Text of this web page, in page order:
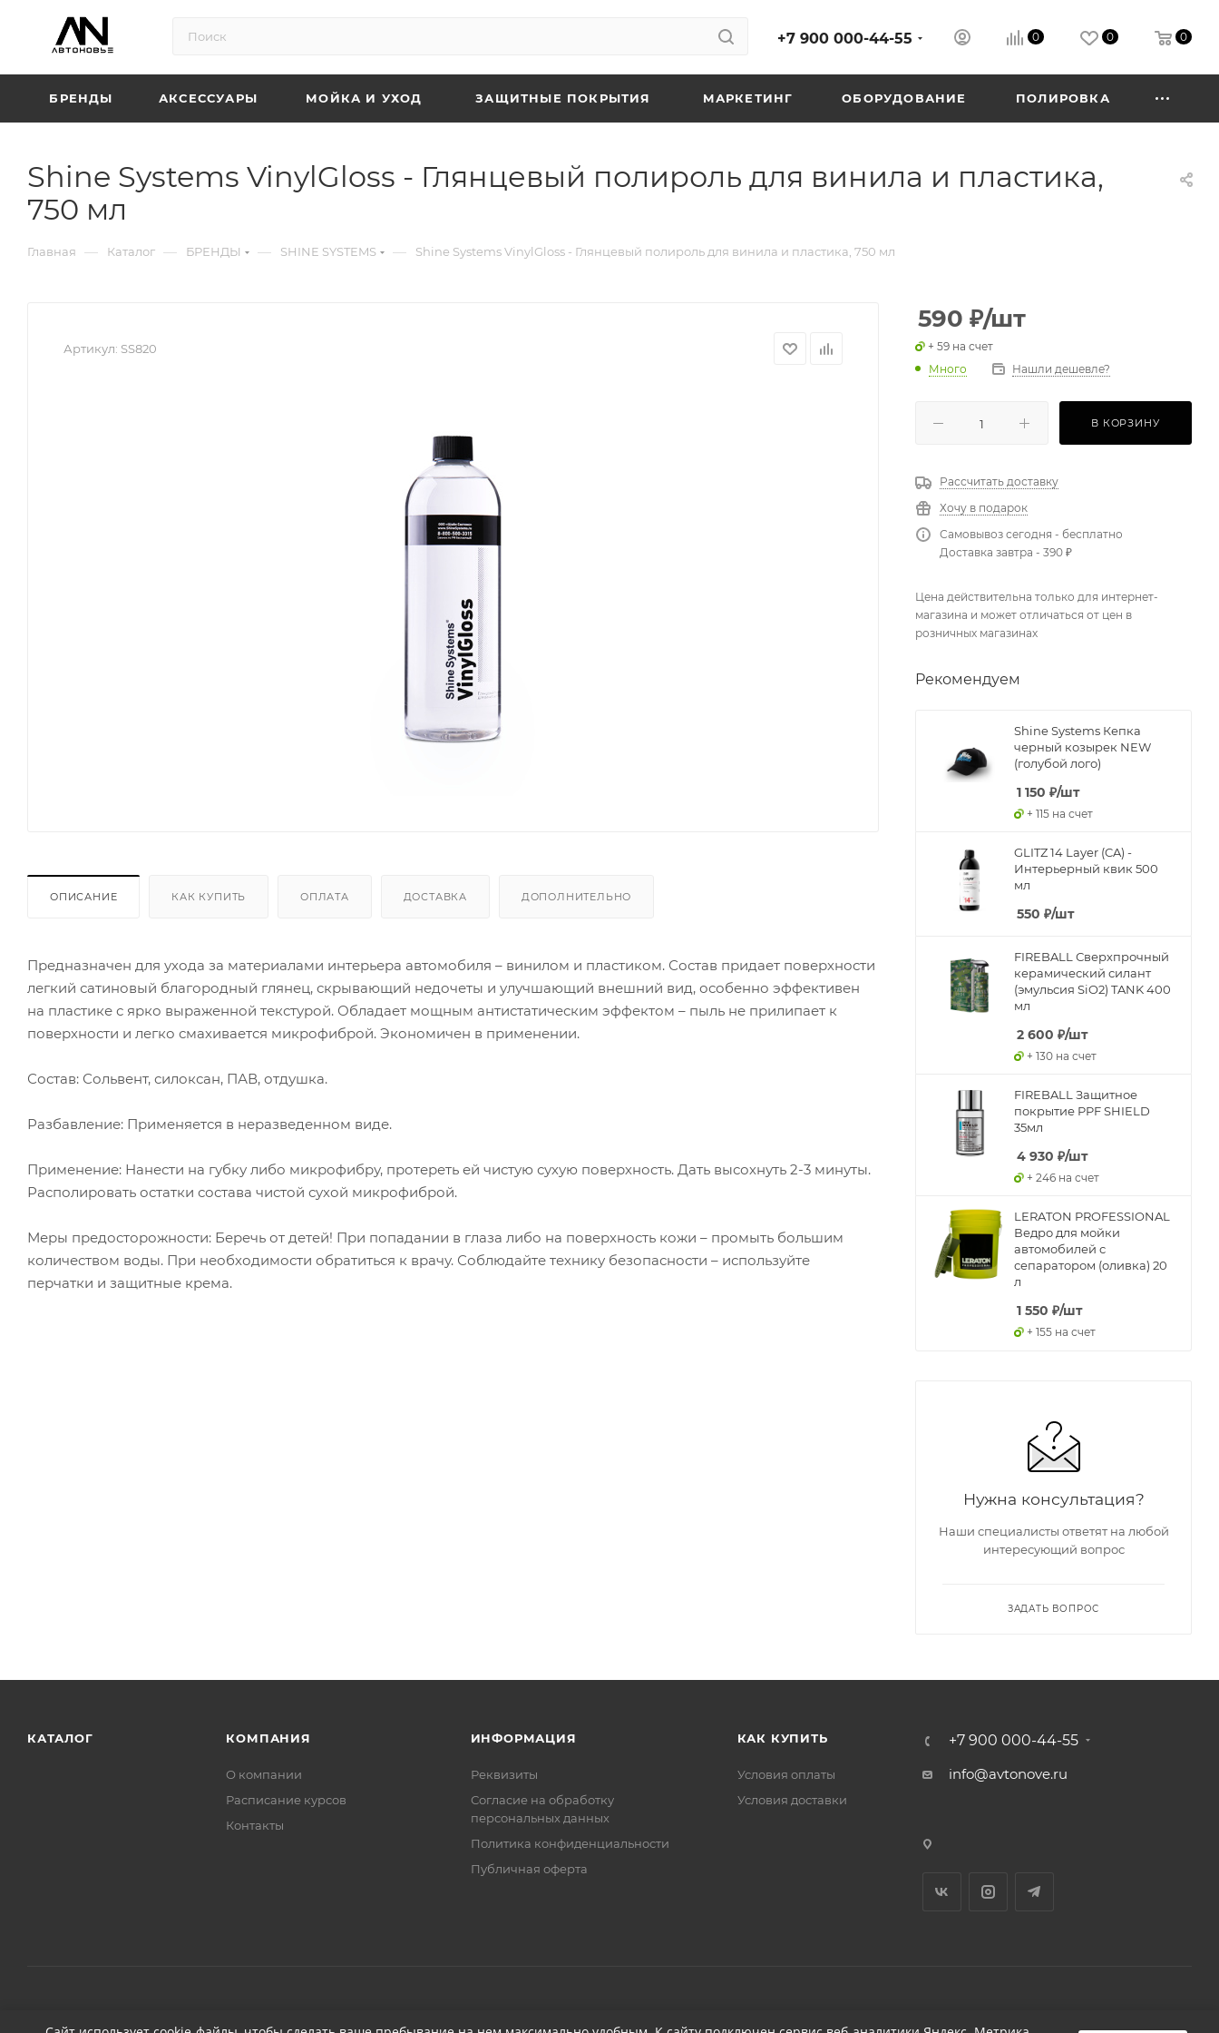
+7 900 000-44-55 0 0 0
БРЕНДЫ АКСЕССУАРЫ МОЙКА И УХОД ЗАЩИТНЫЕ ПОКРЫТИЯ МАРКЕТИНГ ОБОРУДОВАНИЕ ПОЛИРОВКА
Shine Systems VinylGloss - Глянцевый полироль для винила и пластика,
750 мл
Главная — Каталог — БРЕНДЫ — SHINE SYSTEMS — Shine Systems VinylGloss - Глянцевый полироль для винила и пластика, 750 мл
Артикул: SS820
ОПИСАНИЕ КАК КУПИТЬ ОПЛАТА ДОСТАВКА ДОПОЛНИТЕЛЬНО
Предназначен для ухода за материалами интерьера автомобиля – винилом и пластиком. Состав придает поверхности
легкий сатиновый благородный глянец, скрывающий недочеты и улучшающий внешний вид, особенно эффективен
на пластике с ярко выраженной текстурой. Обладает мощным антистатическим эффектом – пыль не прилипает к
поверхности и легко смахивается микрофиброй. Экономичен в применении.
Состав: Сольвент, силоксан, ПАВ, отдушка.
Разбавление: Применяется в неразведенном виде.
Применение: Нанести на губку либо микрофибру, протереть ей чистую сухую поверхность. Дать высохнуть 2-3 минуты.
Располировать остатки состава чистой сухой микрофиброй.
Меры предосторожности: Беречь от детей! При попадании в глаза либо на поверхность кожи – промыть большим
количеством воды. При необходимости обратиться к врачу. Соблюдайте технику безопасности – используйте
перчатки и защитные крема.
590 ₽/шт
+ 59 на счет
Много
Нашли дешевле?
В КОРЗИНУ
Рассчитать доставку
Хочу в подарок
Самовывоз сегодня - бесплатно
Доставка завтра - 390 ₽
Цена действительна только для интернет-
магазина и может отличаться от цен в
розничных магазинах
Рекомендуем
Shine Systems Кепка
черный козырек NEW
(голубой лого)
1 150 ₽/шт
+ 115 на счет
GLITZ 14 Layer (CA) -
Интерьерный квик 500
мл
550 ₽/шт
FIREBALL Сверхпрочный
керамический силант
(эмульсия SiO2) TANK 400
мл
2 600 ₽/шт
+ 130 на счет
FIREBALL Защитное
покрытие PPF SHIELD
35мл
4 930 ₽/шт
+ 246 на счет
LERATON PROFESSIONAL
Ведро для мойки
автомобилей с
сепаратором (оливка) 20
л
1 550 ₽/шт
+ 155 на счет
Нужна консультация?
Наши специалисты ответят на любой
интересующий вопрос
ЗАДАТЬ ВОПРОС
КАТАЛОГ КОМПАНИЯ
О компании
Расписание курсов
Контакты
ИНФОРМАЦИЯ
Реквизиты
Соглаcие на обработку
персональных данных
Политика конфиденциальности
Публичная оферта
КАК КУПИТЬ
Условия оплаты
Условия доставки
+7 900 000-44-55
info@avtonove.ru
2026 © ДЕТЕЙЛИНГ-МАРКЕТ АВТОНОВЬЕ Разработано в KAPUSTA LAB